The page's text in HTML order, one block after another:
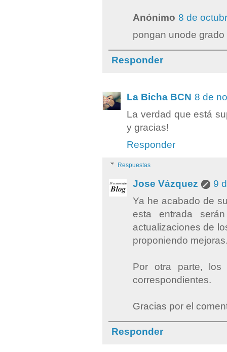
Anónimo 8 de
pongan unode grado
Responder
La Bicha BCN 8 de
La verdad que está
y gracias!
Responder
Respuestas
Jose Vázquez
9
Ya he acabado de
esta entrada
actualizaciones de
proponiendo
Por otra parte, los
correspondientes.
Gracias por el
Responder